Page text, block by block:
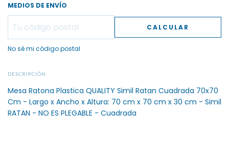
MEDIOS DE ENVÍO
CALCULAR
No sé mi código postal
DESCRIPCIÓN
Mesa Ratona Plastica QUALITY Simil Ratan Cuadrada 70x70
Cm - Largo x Ancho x Altura: 70 cm x 70 cm x 30 cm - Simil
RATAN - NO ES PLEGABLE - Cuadrada